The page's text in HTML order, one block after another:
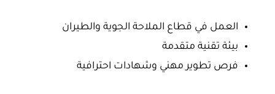
العمل في قطاع الملاحة الجوية والطيران
بيئة تقنية متقدمة
فرص تطوير مهني وشهادات احترافية